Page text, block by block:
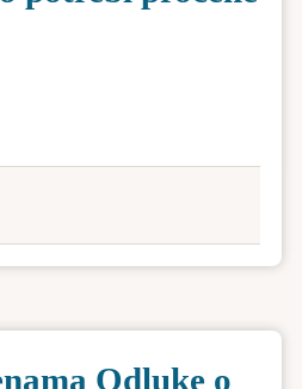
Odluke o